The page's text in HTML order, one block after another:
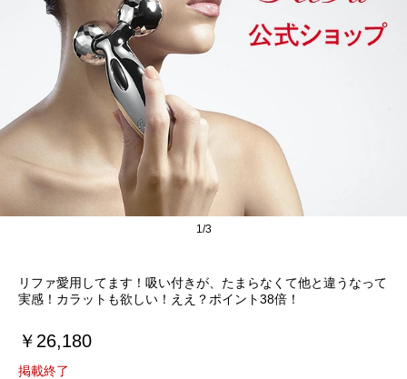
1/3
リファ愛用してます！吸い付きが、たまらなくて他と違うなって
実感！カラットも欲しい！ええ？ポイント38倍！
￥26,180
掲載終了